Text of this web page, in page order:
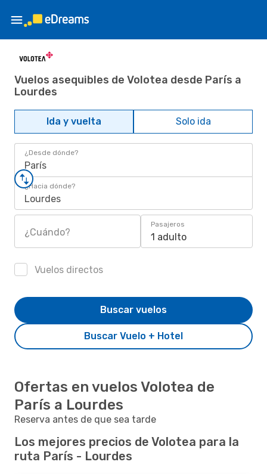
Vuelos asequibles de Volotea desde París a
Lourdes
Ida y vuelta Solo ida
¿Desde dónde?
París
¿Hacia dónde?
Lourdes
¿Cuándo?
Pasajeros
1 adulto
Vuelos directos
Buscar Vuelo + Hotel
Buscar vuelos
Ofertas en vuelos Volotea de
París a Lourdes
Reserva antes de que sea tarde
Los mejores precios de Volotea para la
ruta París - Lourdes